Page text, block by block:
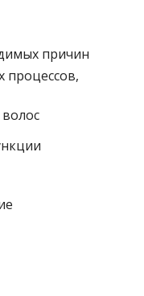
причин
процессов,